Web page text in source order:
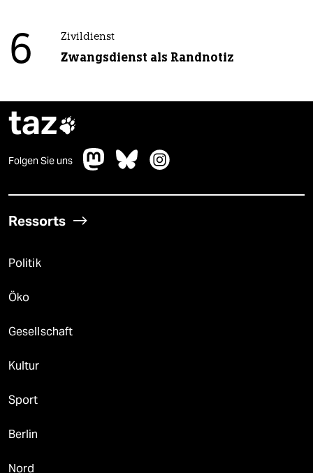
6 Zivildienst
Zwangsdienst als Randnotiz
taz
Folgen Sie uns
Ressorts
Politik
Öko
Gesellschaft
Kultur
Sport
Berlin
Nord